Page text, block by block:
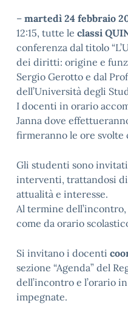
– martedì 24 febbraio
12:15, tutte le classi
conferenza dal titolo
dei diritti: origine e
Sergio Gerotto e dal
dell’Università degli
I docenti in orario
Janna dove
firmeranno le ore svolte
Gli studenti sono
interventi, trattandosi
attualità e interesse.
Al termine
come da orario
Si invitano i docenti
sezione “Agenda” del
dell’incontro e l’orario
impegnate.